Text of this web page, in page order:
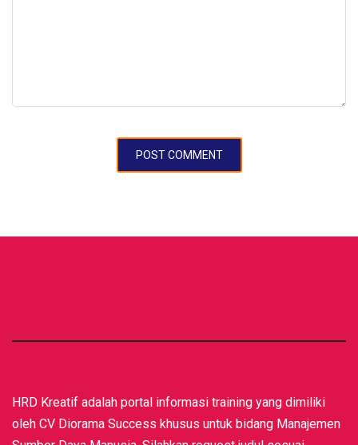
HRD Kreatif adalah portal informasi training yang dimiliki
oleh CV Diorama Success khusus untuk bidang Manajemen